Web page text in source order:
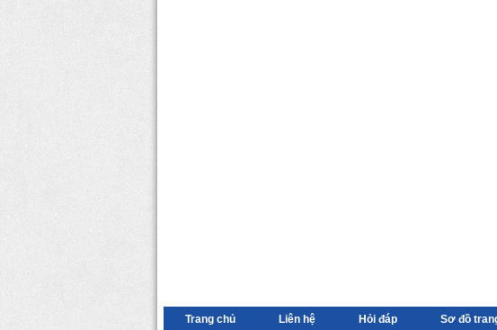
Trang chủ Liên hệ Hỏi đáp Sơ đồ